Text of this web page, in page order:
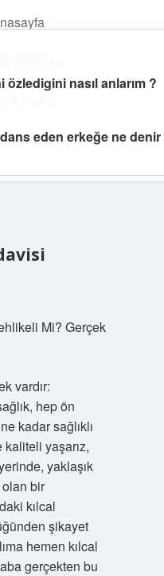
canlandır!
Mi? Gerçek
vardır:
hep ön
kadar sağlıklı
yaşarız,
yaklaşık
olan bir
kılcal
şikayet
hemen kılcal
gerçekten bu
nasıl anlarım ?
dans eden erkeğe ne